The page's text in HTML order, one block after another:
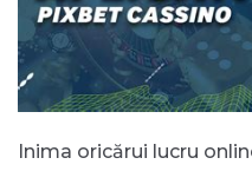
Inima oricărui lucru